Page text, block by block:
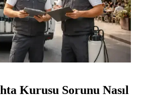
Kurusu Sorunu Nasıl